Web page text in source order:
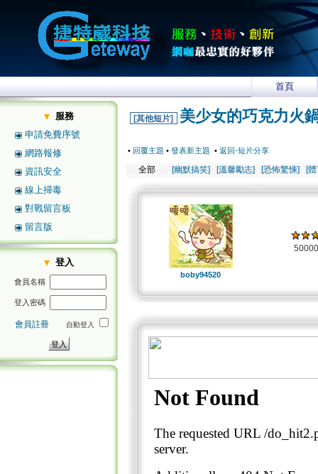
首頁
服務
申請免費序號
網路報修
資訊安全
線上掃毒
對戰留言板
留言版
登入
會員名稱
登入密碼
會員註冊 自動登入
[其他短片] 美少女的巧克力火
• 回覆主題 • 發表新主題 • 返回-短片分享
全部 [幽默搞笑] [溫馨勵志] [恐怖驚悚] [
boby94520